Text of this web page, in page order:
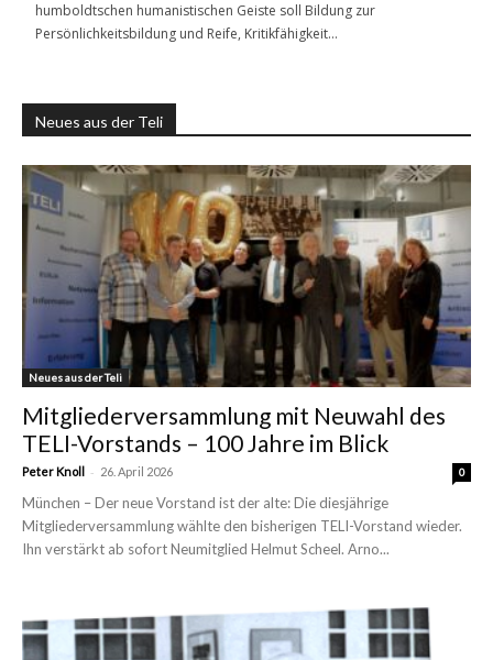
humboldtschen humanistischen Geiste soll Bildung zur
Persönlichkeitsbildung und Reife, Kritikfähigkeit…
Neues aus der Teli
Neues aus der Teli
Mitgliederversammlung mit Neuwahl des
TELI-Vorstands – 100 Jahre im Blick
Peter Knoll - 26. April 2026 0
München – Der neue Vorstand ist der alte: Die diesjährige
Mitgliederversammlung wählte den bisherigen TELI-Vorstand wieder.
Ihn verstärkt ab sofort Neumitglied Helmut Scheel. Arno...